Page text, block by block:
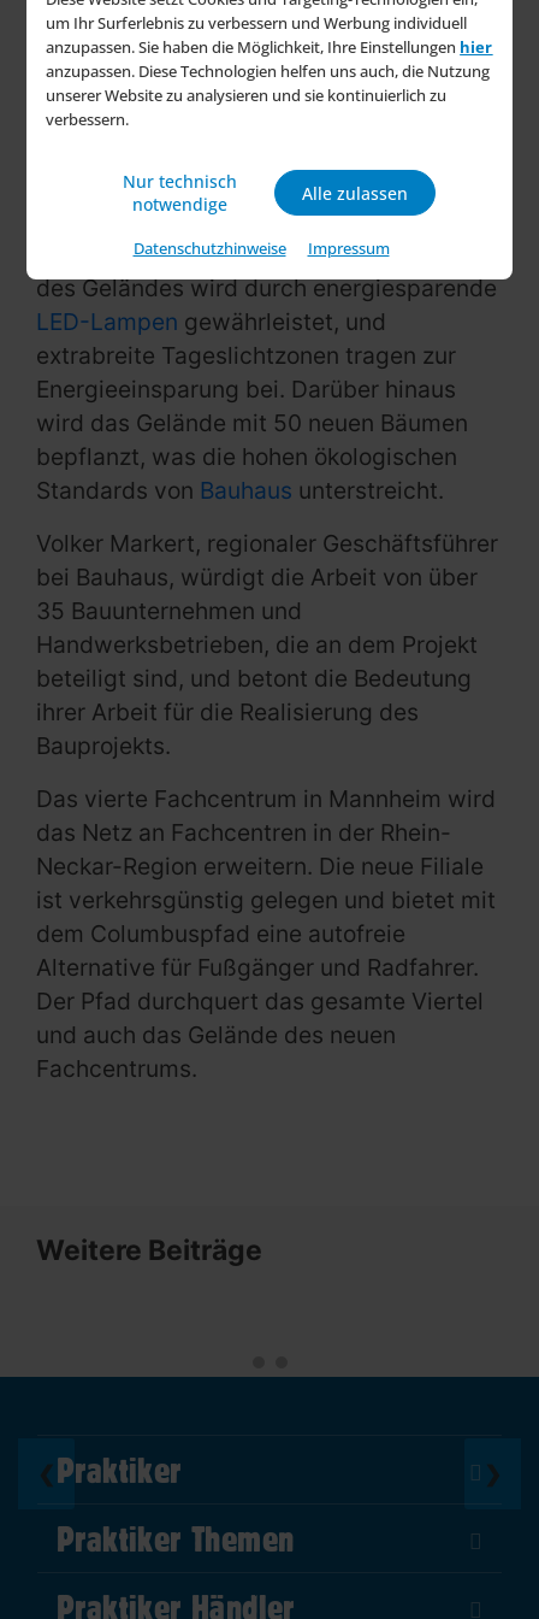
um Ihr Surferlebnis zu verbessern und Werbung individuell
anzupassen. Sie haben die Möglichkeit, Ihre Einstellungen hier
anzupassen. Diese Technologien helfen uns auch, die Nutzung
unserer Website zu analysieren und sie kontinuierlich zu
verbessern.
Nur technisch
notwendige
Alle zulassen
Datenschutzhinweise Impressum
überschüssigen Strom ins öffentliche Netz
einzuspeisen.
Das neue Fachcentrum in
Wärmepumpenanlagen zur Heizung und
verzichtet auf externe Fernwärme- und
Gasanschlüsse. Die gesamte Beleuchtung
des Geländes wird durch energiesparende
LED-Lampen gewährleistet, und
extrabreite Tageslichtzonen tragen zur
Energieeinsparung bei. Darüber hinaus
wird das Gelände mit 50 neuen Bäumen
bepflanzt, was die hohen ökologischen
Standards von Bauhaus unterstreicht.
Volker Markert, regionaler Geschäftsführer
bei Bauhaus, würdigt die Arbeit von über
35 Bauunternehmen und
Handwerksbetrieben, die an dem Projekt
beteiligt sind, und betont die Bedeutung
ihrer Arbeit für die Realisierung des
Bauprojekts.
Das vierte Fachcentrum in Mannheim wird
das Netz an Fachcentren in der Rhein-
Neckar-Region erweitern. Die neue Filiale
ist verkehrsgünstig gelegen und bietet mit
dem Columbuspfad eine autofreie
Alternative für Fußgänger und Radfahrer.
Der Pfad durchquert das gesamte Viertel
und auch das Gelände des neuen
Fachcentrums.
Weitere Beiträge
❮ ❯
Praktiker
Über Uns
Impressum
AGB
Praktiker Themen
DIY Helden
Praktiker Händler